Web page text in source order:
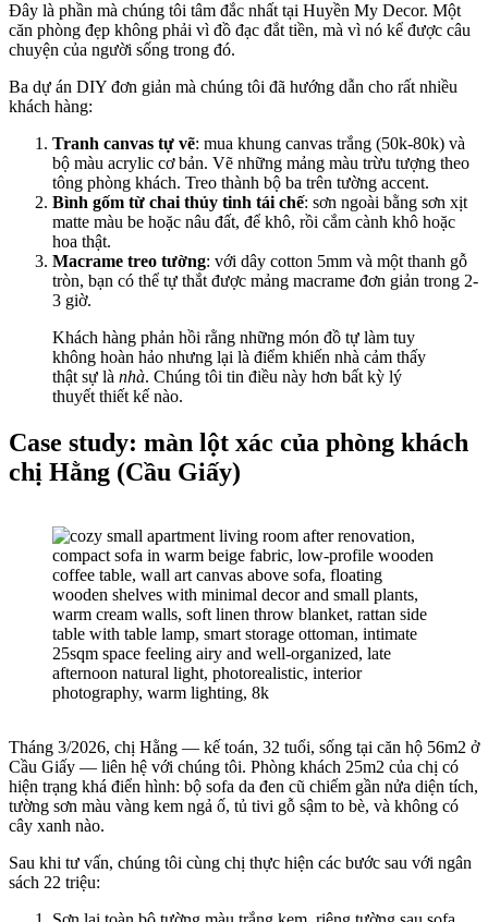
Đây là phần mà chúng tôi tâm đắc nhất tại Huyền My Decor. Một
căn phòng đẹp không phải vì đồ đạc đắt tiền, mà vì nó kể được câu
chuyện của người sống trong đó.
Ba dự án DIY đơn giản mà chúng tôi đã hướng dẫn cho rất nhiều
khách hàng:
Tranh canvas tự vẽ: mua khung canvas trắng (50k-80k) và
bộ màu acrylic cơ bản. Vẽ những mảng màu trừu tượng theo
tông phòng khách. Treo thành bộ ba trên tường accent.
Bình gốm từ chai thủy tinh tái chế: sơn ngoài bằng sơn xịt
matte màu be hoặc nâu đất, để khô, rồi cắm cành khô hoặc
hoa thật.
Macrame treo tường: với dây cotton 5mm và một thanh gỗ
tròn, bạn có thể tự thắt được mảng macrame đơn giản trong 2-
3 giờ.
Khách hàng phản hồi rằng những món đồ tự làm tuy
không hoàn hảo nhưng lại là điểm khiến nhà cảm thấy
thật sự là nhà. Chúng tôi tin điều này hơn bất kỳ lý
thuyết thiết kế nào.
Case study: màn lột xác của phòng khách
chị Hằng (Cầu Giấy)
Tháng 3/2026, chị Hằng — kế toán, 32 tuổi, sống tại căn hộ 56m2 ở
Cầu Giấy — liên hệ với chúng tôi. Phòng khách 25m2 của chị có
hiện trạng khá điển hình: bộ sofa da đen cũ chiếm gần nửa diện tích,
tường sơn màu vàng kem ngả ố, tủ tivi gỗ sậm to bè, và không có
cây xanh nào.
Sau khi tư vấn, chúng tôi cùng chị thực hiện các bước sau với ngân
sách 22 triệu: